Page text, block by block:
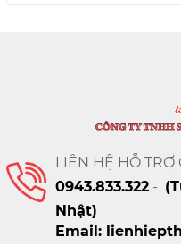
LIÊN HỆ HỖ
0943.833.322 -
Nhật)
Email: